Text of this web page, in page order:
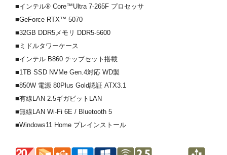
■インテル® Core™Ultra 7-265F プロセッサ
■GeForce RTX™ 5070
■32GB DDR5メモリ DDR5-5600
■ミドルタワーケース
■インテル B860 チップセット搭載
■1TB SSD NVMe Gen.4対応 WD製
■850W 電源 80Plus Gold認証 ATX3.1
■有線LAN 2.5ギガビットLAN
■無線LAN Wi-Fi 6E / Bluetooth 5
■Windows11 Home プレインストール